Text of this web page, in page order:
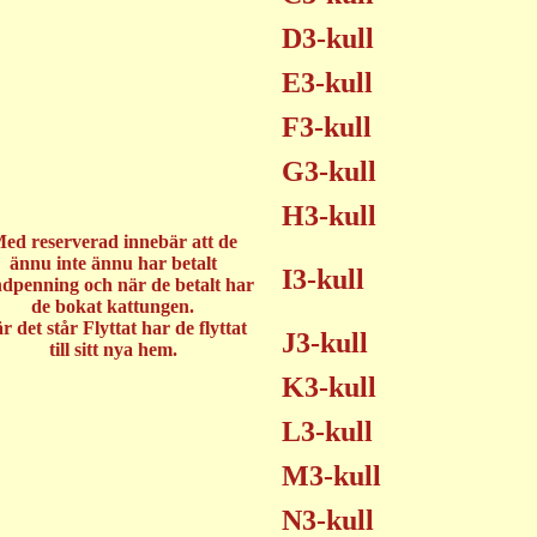
D3-kull
E3-kull
F3-kull
G3-kull
H3-kull
I3-kull
J3-kull
K3-kull
L3-kull
M3-kull
N3-kull
reserverad innebär att de
ännu inte ännu har betalt
och när de betalt har
de bokat kattungen.
det står Flyttat har de flyttat
till sitt nya hem.